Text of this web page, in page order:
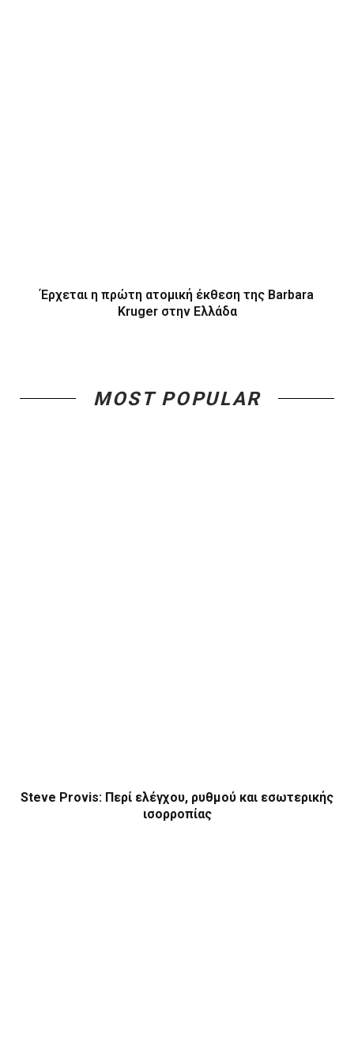
Έρχεται η πρώτη ατομική έκθεση της Barbara
Kruger στην Ελλάδα
MOST POPULAR
Steve Provis: Περί ελέγχου, ρυθμού και εσωτερικής
ισορροπίας